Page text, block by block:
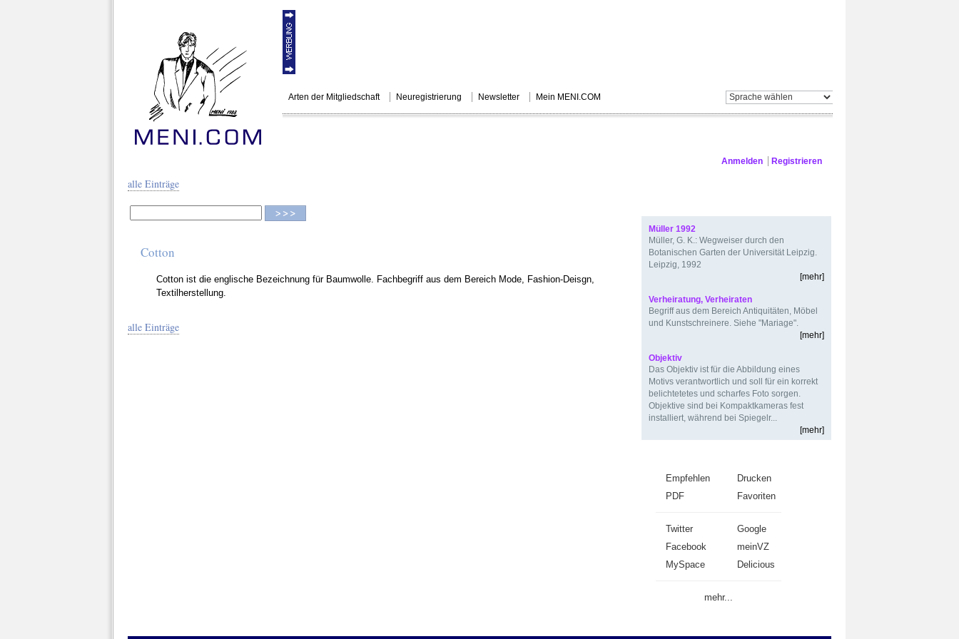
Arten der Mitgliedschaft Neuregistrierung Newsletter Mein MENI.COM
Anmelden Registrieren
alle Einträge
Cotton
Cotton ist die englische Bezeichnung für Baumwolle. Fachbegriff aus dem Bereich Mode, Fashion-Deisgn,
Textilherstellung.
alle Einträge
Müller 1992
Müller, G. K.: Wegweiser durch den
Botanischen Garten der Universität Leipzig.
Leipzig, 1992
[mehr]
Verheiratung, Verheiraten
Begriff aus dem Bereich Antiquitäten, Möbel
und Kunstschreinere. Siehe "Mariage".
[mehr]
Objektiv
Das Objektiv ist für die Abbildung eines
Motivs verantwortlich und soll für ein korrekt
belichtetetes und scharfes Foto sorgen.
Objektive sind bei Kompaktkameras fest
installiert, während bei Spiegelr...
[mehr]
Empfehlen
PDF
Drucken
Favoriten
Twitter
Facebook
MySpace
Google
meinVZ
Delicious
mehr...